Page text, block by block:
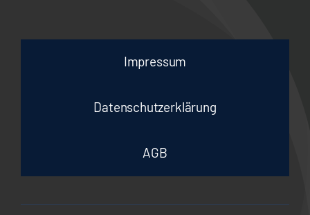
Impressum
Datenschutzerklärung
AGB